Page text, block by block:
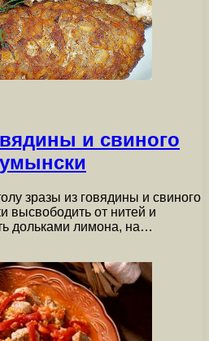
и свиного
зразы из говядины и свиного
высвободить от нитей и
дольками лимона, на…